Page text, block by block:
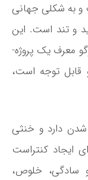
و به شکلی جهانی
و تند است. این
معرف یک پروژه‌­
قابل توجه است،
شدن دارد و خنثی
ایجاد کنتراست
سادگی، خلوص،